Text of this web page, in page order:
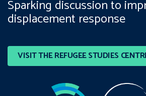
VISIT THE REFUGEE STUDIES
Sparking discussion to
displacement response